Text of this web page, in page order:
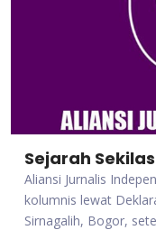
Sejarah Sekilas
Aliansi Jurnalis
kolumnis lewat
Sirnagalih, Bogor,